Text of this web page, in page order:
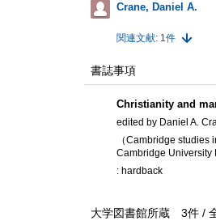
Crane, Daniel A.
関連文献: 1件
書誌事項
Christianity and
edited by Daniel A.
（Cambridge studies
Cambridge University
: hardback
大学図書館所蔵 3件 /